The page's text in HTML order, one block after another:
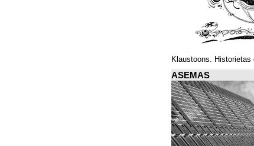
Klaustoons. Historietas
ASEMAS